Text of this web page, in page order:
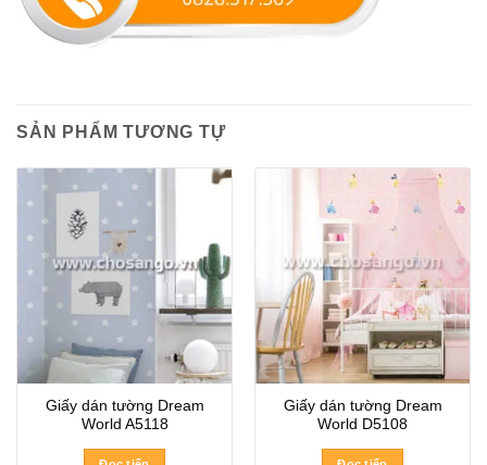
SẢN PHẨM TƯƠNG TỰ
Giấy dán tường Dream
World A5118
Giấy dán tường Dream
World D5108